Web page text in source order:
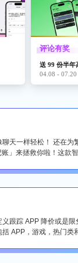
评论有奖
送 99 份半年
04.08 - 07.20
聊天一样轻松！ 还在为
」来拯救你啦！这款
义跟踪 APP 降价或是限
括 APP，游戏，热门类